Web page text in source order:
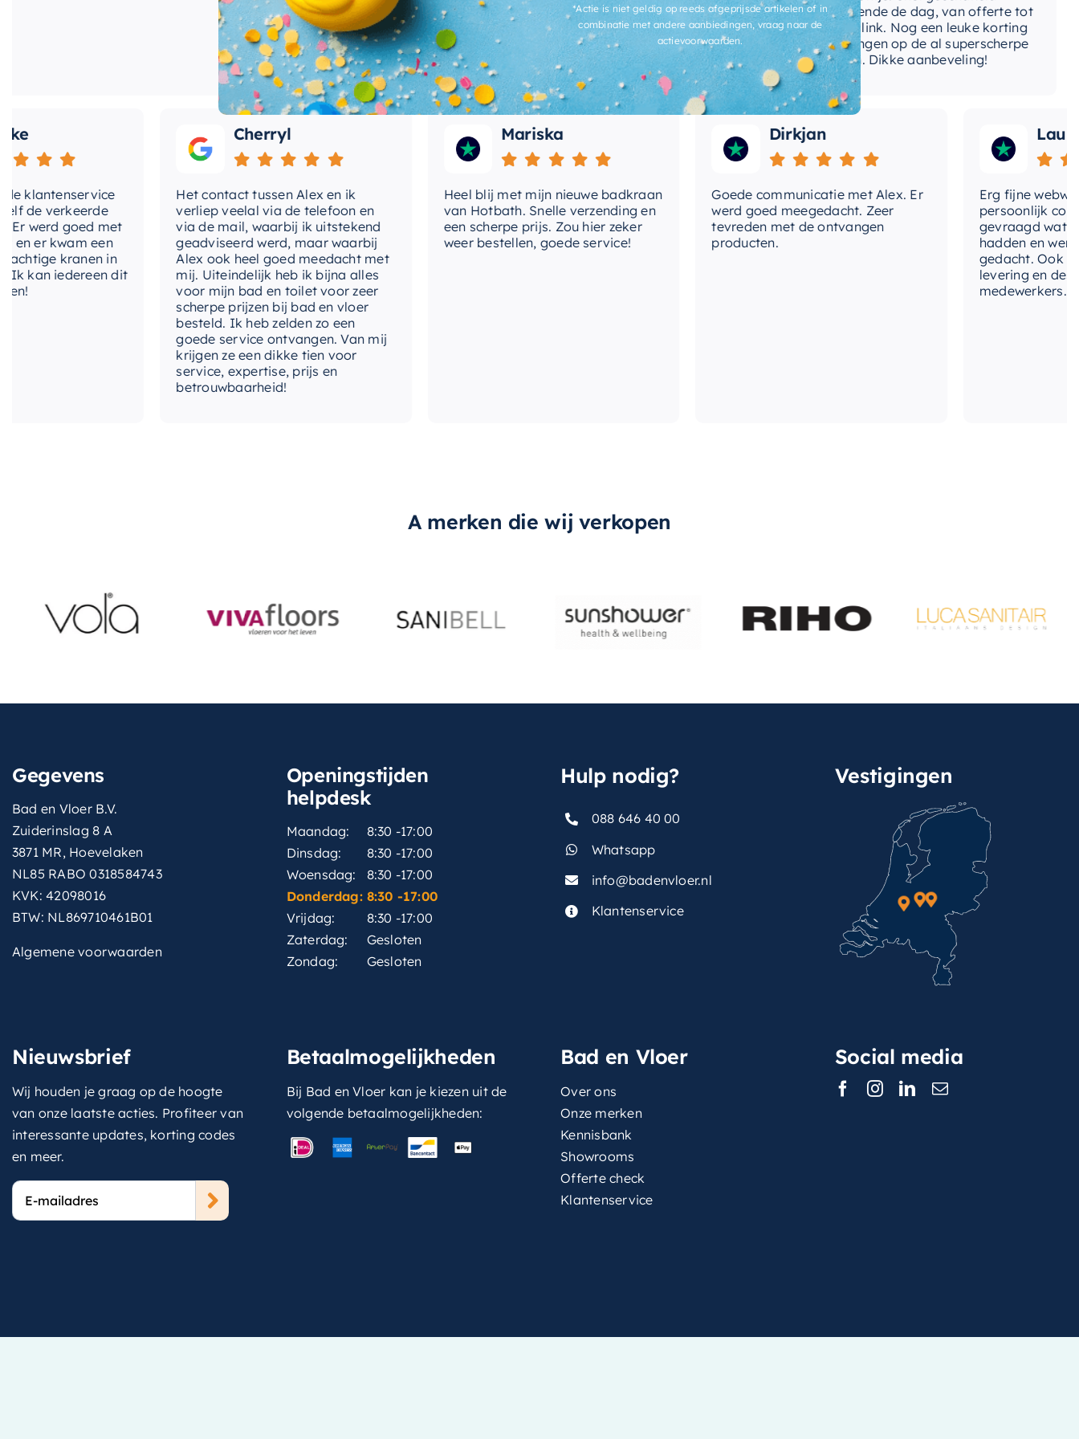
en zijn van zeer goede kwaliteit.
gedurende de dag, van offerte tot
betaallink. Nog een leuke korting
ontvangen op de al superscherpe
prijzen. Dikke aanbeveling!
verkeerde
goed met
er kwam een
kranen in
iedereen dit
Cherryl
Het contact tussen Alex en ik
verliep veelal via de telefoon en
via de mail, waarbij ik uitstekend
geadviseerd werd, maar waarbij
Alex ook heel goed meedacht met
mij. Uiteindelijk heb ik bijna alles
voor mijn bad en toilet voor zeer
scherpe prijzen bij bad en vloer
besteld. Ik heb zelden zo een
goede service ontvangen. Van mij
krijgen ze een dikke tien voor
service, expertise, prijs en
betrouwbaarheid!
Mariska
Heel blij met mijn nieuwe badkraan
van Hotbath. Snelle verzending en
een scherpe prijs. Zou hier zeker
weer bestellen, goede service!
Dirkjan
Goede communicatie met Alex. Er
werd goed meegedacht. Zeer
tevreden met de ontvangen
producten.
Laura
Erg fijne
persoonlijk contact
gevraagd wat we
hadden en werd
gedacht. Ook in de
levering en
medewerkers. Wij
A merken die wij verkopen
Gegevens
Bad en Vloer B.V.
Zuiderinslag 8 A
3871 MR, Hoevelaken
NL85 RABO 0318584743
KVK: 42098016
BTW: NL869710461B01
Algemene voorwaarden
Openingstijden
helpdesk
Maandag:
8:30 -17:00
Dinsdag:
8:30 -17:00
Woensdag:
8:30 -17:00
Donderdag: 8:30 -17:00
Vrijdag:
8:30 -17:00
Zaterdag:
Gesloten
Zondag:
Gesloten
Hulp nodig?
088 646 40 00
Whatsapp
info@badenvloer.nl
Klantenservice
Vestigingen
Nieuwsbrief
Wij houden je graag op de hoogte
van onze laatste acties. Profiteer van
interessante updates, korting codes
en meer.
E-
mailadres
Betaalmogelijkheden
Bij Bad en Vloer kan je kiezen uit de
volgende betaalmogelijkheden:
Bad en Vloer
Over ons
Onze merken
Kennisbank
Showrooms
Offerte check
Klantenservice
Social media
*Actie is niet geldig op reeds afgeprijsde artikelen of in
combinatie met andere aanbiedingen, vraag naar de
actievoorwaarden.